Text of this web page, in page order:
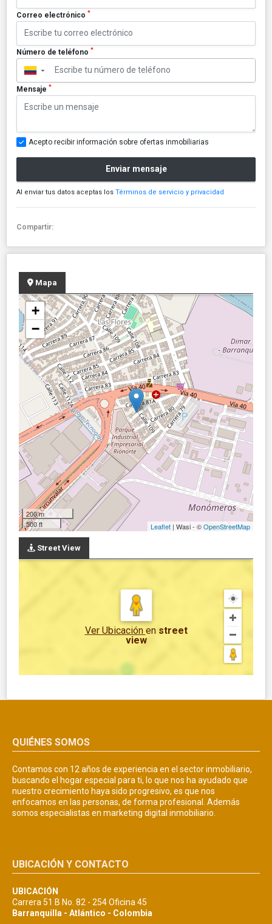
Correo electrónico *
Número de teléfono *
▼
Mensaje *
Acepto recibir información sobre ofertas inmobiliarias
Enviar mensaje
Al enviar tus datos aceptas los Términos de servicio y privacidad
Compartir:
Mapa
+
−
200 m
500 ft
Leaflet | Wasi - ©OpenStreetMap
Street View
Ver Ubicación en street
view
QUIÉNES SOMOS
Contamos con 12 años de experiencia en el sector inmobiliario,
buscando el hogar especial para ti, lo que nos ha ayudado que
nuestro crecimiento haya sido progresivo, es que nos
enfocamos en las personas, de forma profesional. Además
somos especialistas en marketing digital inmobiliario.
UBICACIÓN Y CONTACTO
UBICACIÓN
Carrera 51 B No. 82 - 254 Oficina 45
Barranquilla - Atlántico - Colombia